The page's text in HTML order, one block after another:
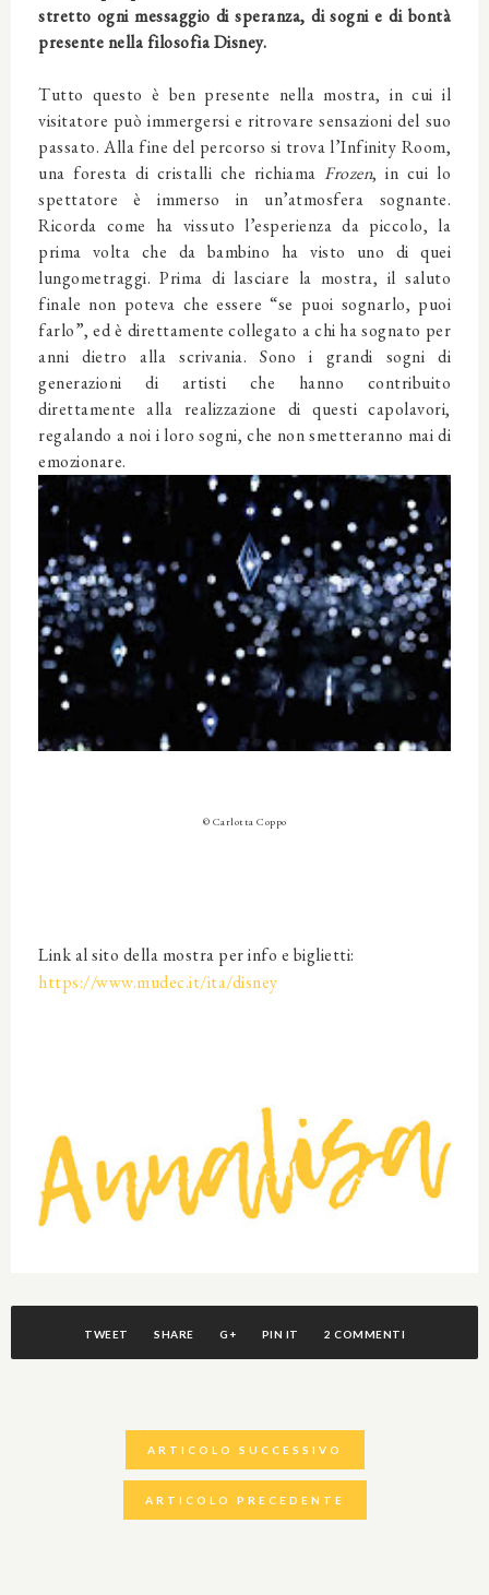
stretto ogni messaggio di speranza, di sogni e di bontà
presente nella filosofia Disney.
Tutto questo è ben presente nella mostra, in cui il
visitatore può immergersi e ritrovare sensazioni del suo
passato. Alla fine del percorso si trova l’Infinity Room,
una foresta di cristalli che richiamaFrozen, in cui lo
spettatore è immerso in un’atmosfera sognante.
Ricorda come ha vissuto l’esperienza da piccolo, la
prima volta che da bambino ha visto uno di quei
lungometraggi. Prima di lasciare la mostra, il saluto
finale non poteva che essere “se puoi sognarlo, puoi
farlo”, ed è direttamente collegato a chi ha sognato per
anni dietro alla scrivania. Sono i grandi sogni di
generazioni di artisti che hanno contribuito
direttamente alla realizzazione di questi capolavori,
regalando a noi i loro sogni, che non smetteranno mai di
emozionare.
© Carlotta Coppo
Link al sito della mostra per info e biglietti:
https://www.mudec.it/ita/disney
TWEET SHARE G+ PIN IT 2 COMMENTI
ARTICOLO SUCCESSIVO
ARTICOLO PRECEDENTE